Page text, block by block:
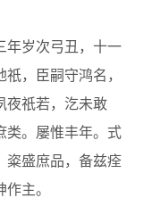
年岁次弓丑，十一
，臣嗣守鸿名，
夜祇若，汔未敢
类。屡惟丰年。式
粢盛庶品，备兹痊
主。